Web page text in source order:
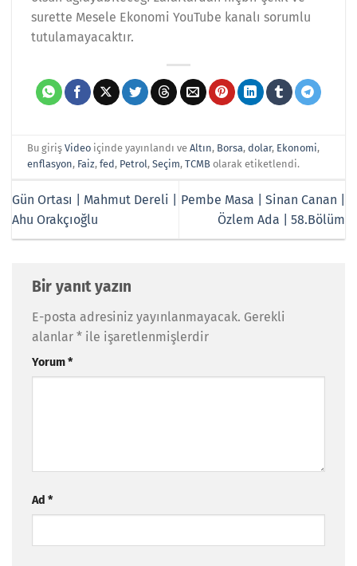
surette Mesele Ekonomi YouTube kanalı sorumlu
tutulamayacaktır.
Bu girişVideo içinde yayınlandı veAltın, Borsa,dolar, Ekonomi,
enflasyon, Faiz,fed, Petrol,Seçim,TCMB olarak etiketlendi.
Gün Ortası | Mahmut Dereli |
Ahu Orakçıoğlu
Pembe Masa | Sinan Canan |
Özlem Ada | 58.Bölüm
Bir yanıt yazın
E-posta adresiniz yayınlanmayacak. Gerekli
alanlar * ile işaretlenmişlerdir
Yorum*
Ad *